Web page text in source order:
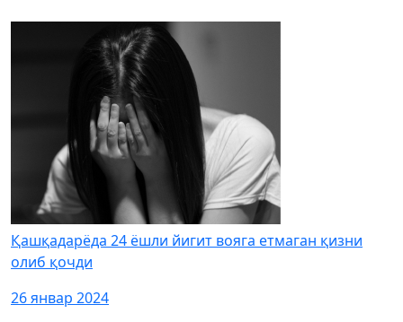
Қашқадарёда 24 ёшли йигит вояга етмаган қизни
олиб қочди
26 январ 2024